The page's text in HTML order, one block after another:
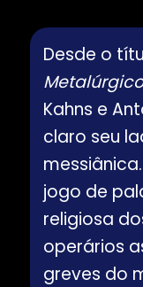
Desde o
Kahns e
claro seu
jogo de
religiosa
operários
greves do